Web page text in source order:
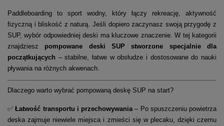
Paddleboarding to sport wodny, który łączy rekreację, aktywność
fizyczną i bliskość z naturą. Jeśli dopiero zaczynasz swoją przygodę z
SUP, wybór odpowiedniej deski ma kluczowe znaczenie. W tej kategorii
znajdziesz pompowane deski SUP stworzone specjalnie dla
początkujących – stabilne, łatwe w obsłudze i dostosowane do nauki
pływania na różnych akwenach.
Dlaczego warto wybrać pompowaną deskę SUP na start?
✅Łatwość transportu i przechowywania – Po spuszczeniu powietrza
deska zajmuje niewiele miejsca i zmieści się w plecaku, dzięki czemu